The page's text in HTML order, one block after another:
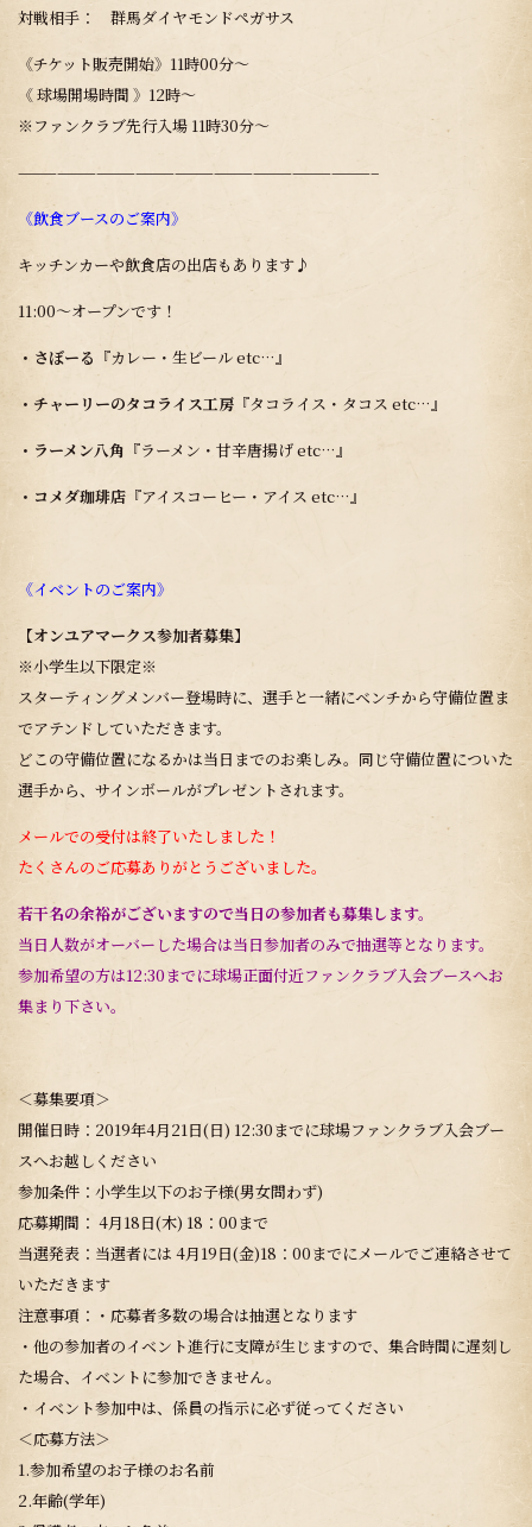
対戦相手： 群馬ダイヤモンドペガサス
《チケット販売開始》11時00分～
《 球場開場時間 》12時～
※ファンクラブ先行入場 11時30分～
———————————————————————————–
《飲食ブースのご案内》
キッチンカーや飲食店の出店もあります♪
11:00～オープンです！
・さぼーる 『カレー・生ビール etc…』
・チャーリーのタコライス工房 『タコライス・タコス etc…』
・ラーメン八角 『ラーメン・甘辛唐揚げ etc…』
・コメダ珈琲店 『アイスコーヒー・アイス etc…』
《イベントのご案内》
【オンユアマークス参加者募集】
※小学生以下限定※
スターティングメンバー登場時に、選手と一緒にベンチから守備位置ま
でアテンドしていただきます。
どこの守備位置になるかは当日までのお楽しみ。同じ守備位置についた
選手から、サインボールがプレゼントされます。
メールでの受付は終了いたしました！
たくさんのご応募ありがとうございました。
若干名の余裕がございますので当日の参加者も募集します。
当日人数がオーバーした場合は当日参加者のみで抽選等となります。
参加希望の方は12:30までに球場正面付近ファンクラブ入会ブースへお
集まり下さい。
＜募集要項＞
開催日時：2019年4月21日(日) 12:30までに球場ファンクラブ入会ブー
スへお越しください
参加条件：小学生以下のお子様(男女問わず)
応募期間： 4月18日(木) 18：00まで
当選発表：当選者には 4月19日(金)18：00までにメールでご連絡させて
いただきます
注意事項：・応募者多数の場合は抽選となります
・他の参加者のイベント進行に支障が生じますので、集合時間に遅刻し
た場合、イベントに参加できません。
・イベント参加中は、係員の指示に必ず従ってください
＜応募方法＞
1.参加希望のお子様のお名前
2.年齢(学年)